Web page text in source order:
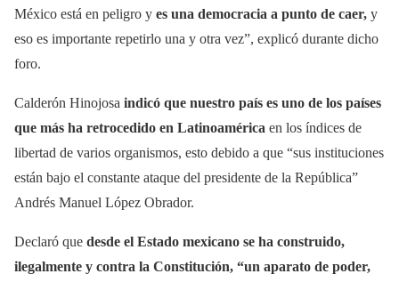
México está en peligro y es una democracia a punto de caer, y
eso es importante repetirlo una y otra vez”, explicó durante dicho
foro.
Calderón Hinojosa indicó que nuestro país es uno de los países
que más ha retrocedido en Latinoamérica en los índices de
libertad de varios organismos, esto debido a que “sus instituciones
están bajo el constante ataque del presidente de la República”
Andrés Manuel López Obrador.
Declaró que desde el Estado mexicano se ha construido,
ilegalmente y contra la Constitución, “un aparato de poder,